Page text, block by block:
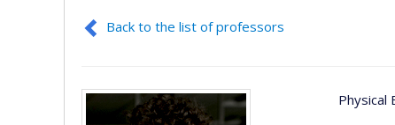
Back to the list of professors
Physical